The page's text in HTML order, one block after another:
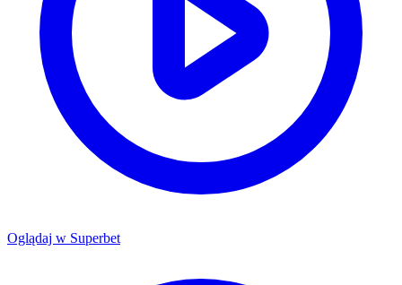
Oglądaj w Superbet